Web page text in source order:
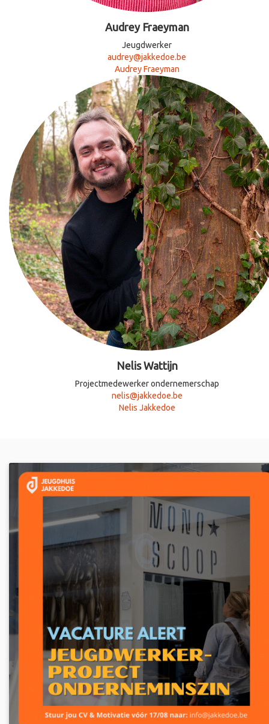
Audrey Fraeyman
Jeugdwerker
audrey@jakkedoe.be
Audrey Fraeyman
Nelis Wattijn
Projectmedewerker ondernemerschap
nelis@jakkedoe.be
Nelis Jakkedoe